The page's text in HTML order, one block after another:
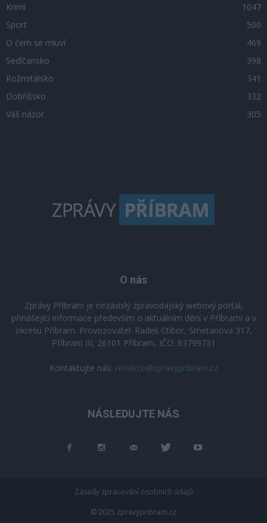
Krimi
1047
Sport
500
O čem se mluví
469
Sedlčansko
398
Rožmitálsko
341
Dobříšsko
332
Váš názor
305
O nás
Zprávy Příbram je nezávislý zpravodajský webový portál,
přinášející informace především o aktuálním dění v Příbrami a v
okresu Příbram. Provozovatel: Radek Ctibor, Smetanova 317,
Příbram III, 26101 Příbram, IČO: 63799731
Kontaktujte nás: redakce@zpravypribram.cz
NÁSLEDUJTE NÁS
Zásady zpracování osobních údajů
© 2025 zpravypribram.cz